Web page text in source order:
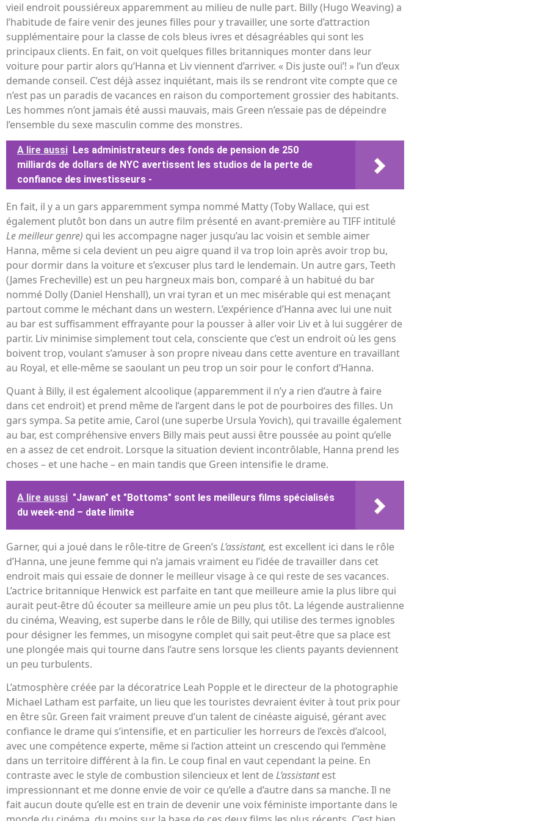
vieil endroit poussiéreux apparemment au milieu de nulle part. Billy (Hugo Weaving) a
l’habitude de faire venir des jeunes filles pour y travailler, une sorte d’attraction
supplémentaire pour la classe de cols bleus ivres et désagréables qui sont les
principaux clients. En fait, on voit quelques filles britanniques monter dans leur
voiture pour partir alors qu’Hanna et Liv viennent d’arriver. « Dis juste oui’! » l’un d’eux
demande conseil. C’est déjà assez inquiétant, mais ils se rendront vite compte que ce
n’est pas un paradis de vacances en raison du comportement grossier des habitants.
Les hommes n’ont jamais été aussi mauvais, mais Green n’essaie pas de dépeindre
l’ensemble du sexe masculin comme des monstres.
A lire aussi Les administrateurs des fonds de pension de 250
milliards de dollars de NYC avertissent les studios de la perte de
confiance des investisseurs -
En fait, il y a un gars apparemment sympa nommé Matty (Toby Wallace, qui est
également plutôt bon dans un autre film présenté en avant-première au TIFF intitulé
Le meilleur genre) qui les accompagne nager jusqu’au lac voisin et semble aimer
Hanna, même si cela devient un peu aigre quand il va trop loin après avoir trop bu,
pour dormir dans la voiture et s’excuser plus tard le lendemain. Un autre gars, Teeth
(James Frecheville) est un peu hargneux mais bon, comparé à un habitué du bar
nommé Dolly (Daniel Henshall), un vrai tyran et un mec misérable qui est menaçant
partout comme le méchant dans un western. L’expérience d’Hanna avec lui une nuit
au bar est suffisamment effrayante pour la pousser à aller voir Liv et à lui suggérer de
partir. Liv minimise simplement tout cela, consciente que c’est un endroit où les gens
boivent trop, voulant s’amuser à son propre niveau dans cette aventure en travaillant
au Royal, et elle-même se saoulant un peu trop un soir pour le confort d’Hanna.
Quant à Billy, il est également alcoolique (apparemment il n’y a rien d’autre à faire
dans cet endroit) et prend même de l’argent dans le pot de pourboires des filles. Un
gars sympa. Sa petite amie, Carol (une superbe Ursula Yovich), qui travaille également
au bar, est compréhensive envers Billy mais peut aussi être poussée au point qu’elle
en a assez de cet endroit. Lorsque la situation devient incontrôlable, Hanna prend les
choses – et une hache – en main tandis que Green intensifie le drame.
A lire aussi "Jawan" et "Bottoms" sont les meilleurs films spécialisés
du week-end – date limite
Garner, qui a joué dans le rôle-titre de Green’s L’assistant, est excellent ici dans le rôle
d’Hanna, une jeune femme qui n’a jamais vraiment eu l’idée de travailler dans cet
endroit mais qui essaie de donner le meilleur visage à ce qui reste de ses vacances.
L’actrice britannique Henwick est parfaite en tant que meilleure amie la plus libre qui
aurait peut-être dû écouter sa meilleure amie un peu plus tôt. La légende australienne
du cinéma, Weaving, est superbe dans le rôle de Billy, qui utilise des termes ignobles
pour désigner les femmes, un misogyne complet qui sait peut-être que sa place est
une plongée mais qui tourne dans l’autre sens lorsque les clients payants deviennent
un peu turbulents.
L’atmosphère créée par la décoratrice Leah Popple et le directeur de la photographie
Michael Latham est parfaite, un lieu que les touristes devraient éviter à tout prix pour
en être sûr. Green fait vraiment preuve d’un talent de cinéaste aiguisé, gérant avec
confiance le drame qui s’intensifie, et en particulier les horreurs de l’excès d’alcool,
avec une compétence experte, même si l’action atteint un crescendo qui l’emmène
dans un territoire différent à la fin. Le coup final en vaut cependant la peine. En
contraste avec le style de combustion silencieux et lent deL’assistantest
impressionnant et me donne envie de voir ce qu’elle a d’autre dans sa manche. Il ne
fait aucun doute qu’elle est en train de devenir une voix féministe importante dans le